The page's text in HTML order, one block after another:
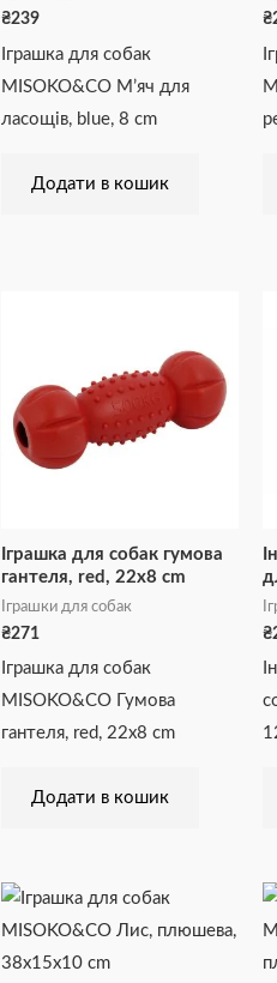
₴239
Іграшка для собак
MISOKO&CO М’яч для
ласощів, blue, 8 cm
Додати в кошик
₴
Іграшка для собак гумова
гантеля, red, 22х8 cm
Іграшки для собак
₴271
Іграшка для собак
MISOKO&CO Гумова
гантеля, red, 22х8 cm
Додати в кошик
₴